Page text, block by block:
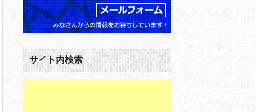
サイト内検索